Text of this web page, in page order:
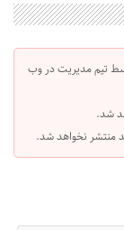
تیم مدیریت در وب
شد.
منتشر نخواهد شد.